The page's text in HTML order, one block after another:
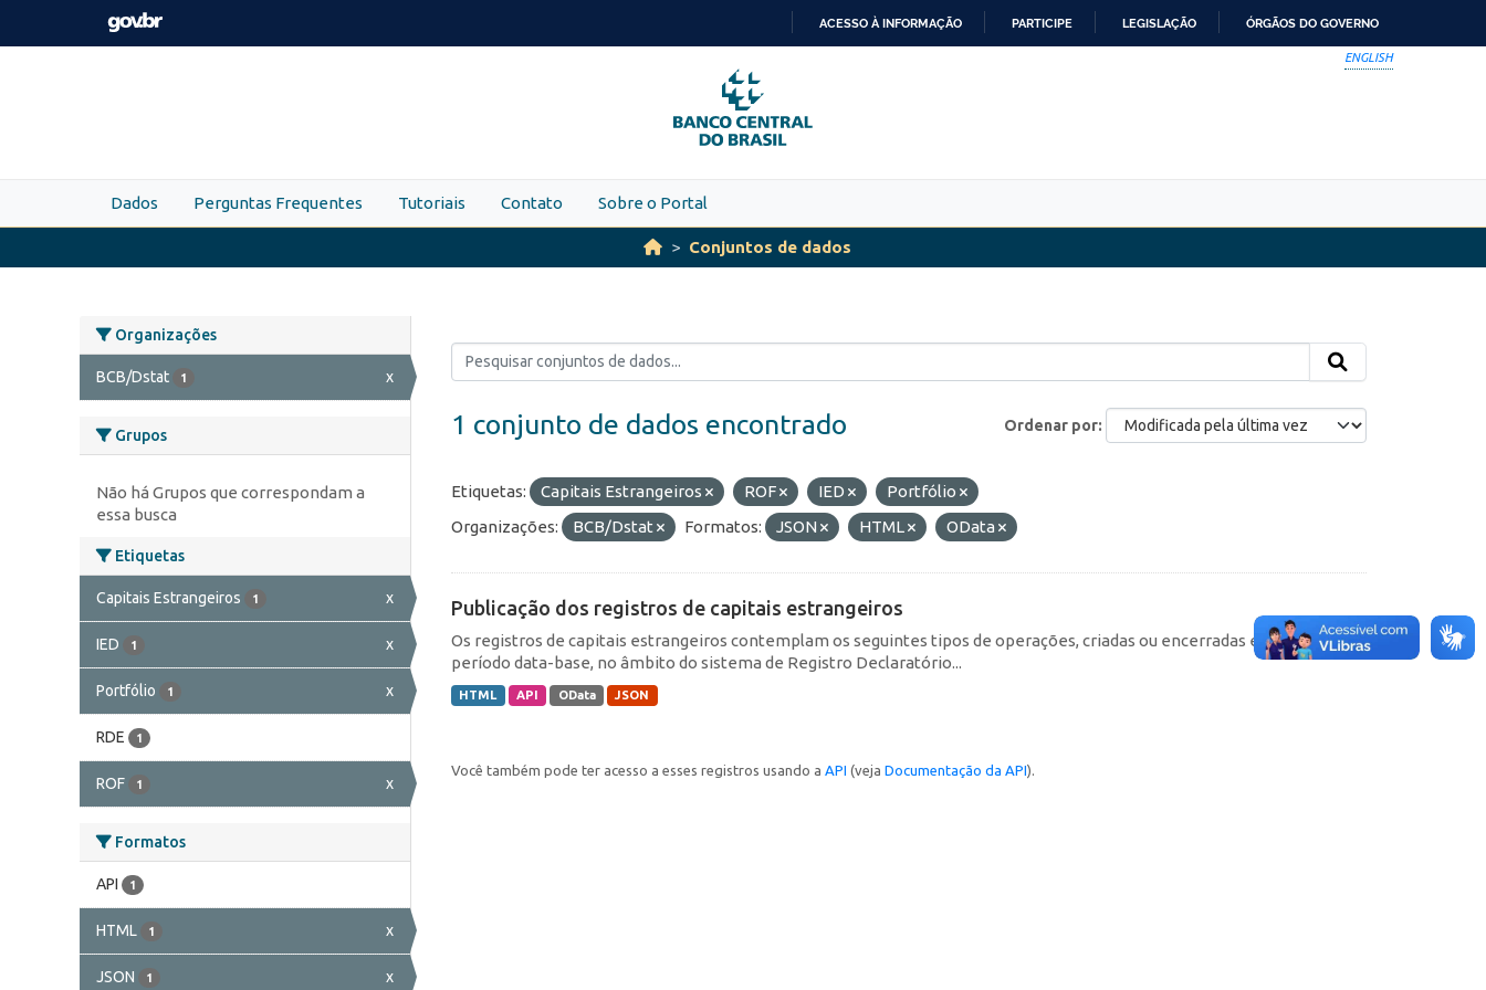
Skip to main content
PARA
O
CONTEÚDO
ACESSO À INFORMAÇÃO PARTICIPE LEGISLAÇÃO ÓRGÃOS DO GOVERNO
ENGLISH
Dados Perguntas Frequentes Tutoriais Contato Sobre o Portal
Conjuntos de dados
Organizações
BCB/Dstat 1 x
Grupos
Não há Grupos que correspondam a
essa busca
Etiquetas
Capitais Estrangeiros 1 x
IED 1 x
Portfólio 1 x
RDE 1
ROF 1 x
Formatos
API 1
HTML 1 x
JSON 1 x
Ordenar por
1 conjunto de dados encontrado
Etiquetas: Capitais Estrangeiros ROF IED
Portfólio
Organizações:
BCB/Dstat Formatos: JSON HTML OData
Publicação dos registros de capitais estrangeiros
Os registros de capitais estrangeiros contemplam os seguintes tipos de operações, criadas ou encerradas em cada
período data-base, no âmbito do sistema de Registro Declaratório...
HTML API OData JSON
Você também pode ter acesso a esses registros usando a API (veja Documentação da API).